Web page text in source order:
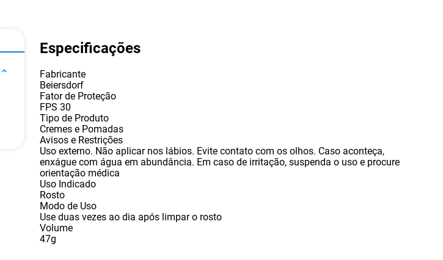
Especificações
Fabricante
Beiersdorf
Fator de Proteção
FPS 30
Tipo de Produto
Cremes e Pomadas
Avisos e Restrições
Uso externo. Não aplicar nos lábios. Evite contato com os olhos. Caso aconteça,
enxágue com água em abundância. Em caso de irritação, suspenda o uso e procure
orientação médica
Uso Indicado
Rosto
Modo de Uso
Use duas vezes ao dia após limpar o rosto
Volume
47g